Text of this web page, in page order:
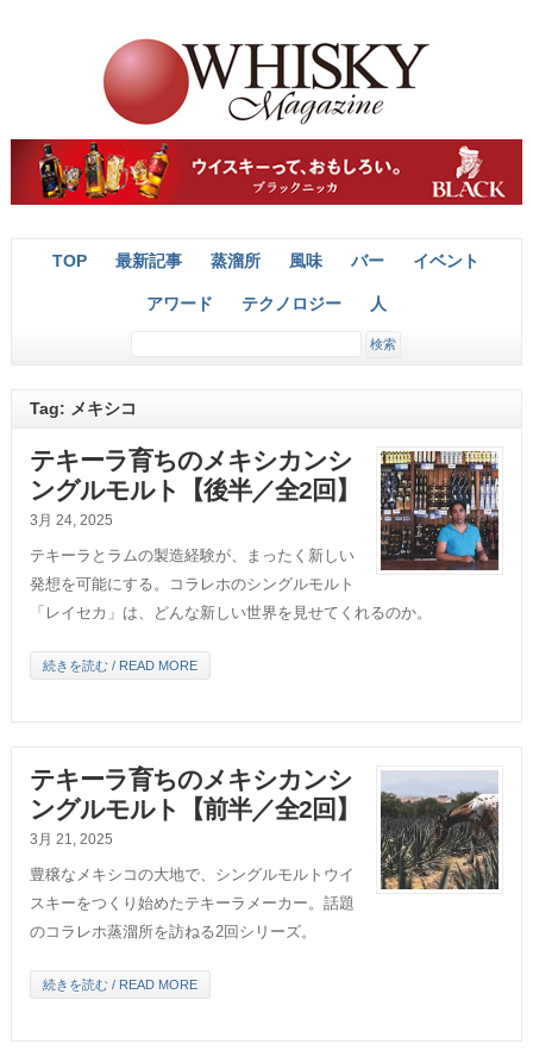
TOP 最新記事 蒸溜所 風味 バー イベント
アワード テクノロジー 人
Tag: メキシコ
テキーラ育ちのメキシカンシ
ングルモルト【後半／全2回】
3月 24, 2025
テキーラとラムの製造経験が、まったく新しい
発想を可能にする。コラレホのシングルモルト
「レイセカ」は、どんな新しい世界を見せてくれるのか。
続きを読む / READ MORE
テキーラ育ちのメキシカンシ
ングルモルト【前半／全2回】
3月 21, 2025
豊穣なメキシコの大地で、シングルモルトウイ
スキーをつくり始めたテキーラメーカー。話題
のコラレホ蒸溜所を訪ねる2回シリーズ。
続きを読む / READ MORE